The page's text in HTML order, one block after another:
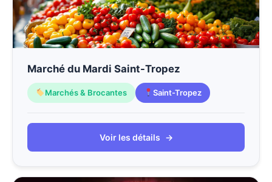
Marché du Mardi Saint-Tropez
Marchés & Brocantes Saint-Tropez
Voir les détails →